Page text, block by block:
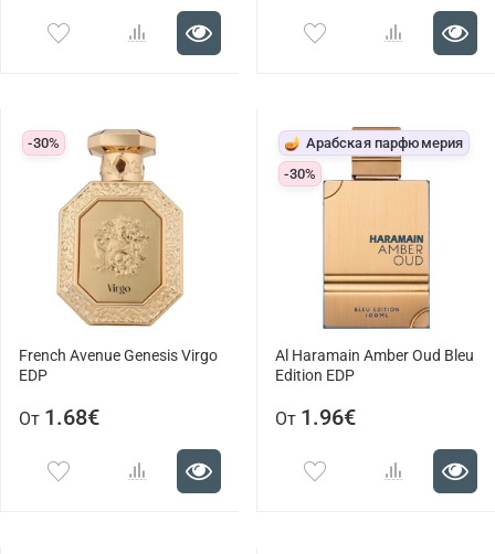
-30%
French Avenue Genesis Virgo
EDP
От 1.68€
🪔 Арабская парфюмерия
-30%
Al Haramain Amber Oud Bleu
Edition EDP
От 1.96€